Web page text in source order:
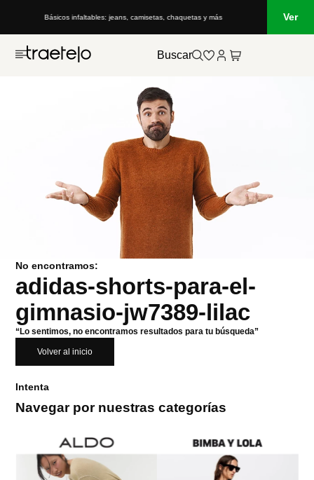
Básicos infaltables: jeans, camisetas, chaquetas y más Ver
Buscar
No encontramos:
adidas-shorts-para-el-
gimnasio-jw7389-lilac
“Lo sentimos, no encontramos resultados para tu búsqueda”
Volver al inicio
Intenta
Navegar por nuestras categorías